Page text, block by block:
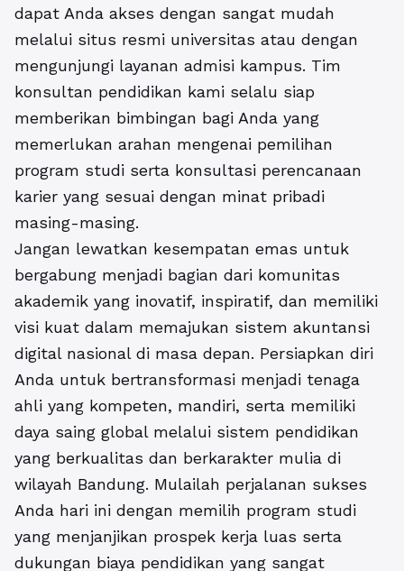
dapat Anda akses dengan sangat mudah
melalui situs resmi universitas atau dengan
mengunjungi layanan admisi kampus. Tim
konsultan pendidikan kami selalu siap
memberikan bimbingan bagi Anda yang
memerlukan arahan mengenai pemilihan
program studi serta konsultasi perencanaan
karier yang sesuai dengan minat pribadi
masing-masing.
Jangan lewatkan kesempatan emas untuk
bergabung menjadi bagian dari komunitas
akademik yang inovatif, inspiratif, dan memiliki
visi kuat dalam memajukan sistem akuntansi
digital nasional di masa depan. Persiapkan diri
Anda untuk bertransformasi menjadi tenaga
ahli yang kompeten, mandiri, serta memiliki
daya saing global melalui sistem pendidikan
yang berkualitas dan berkarakter mulia di
wilayah Bandung. Mulailah perjalanan sukses
Anda hari ini dengan memilih program studi
yang menjanjikan prospek kerja luas serta
dukungan biaya pendidikan yang sangat